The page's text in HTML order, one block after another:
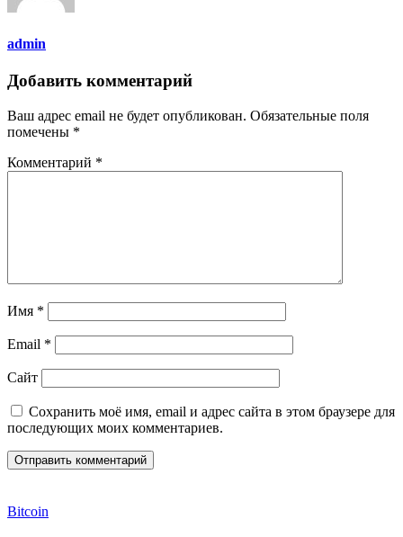
admin
Добавить комментарий
Ваш адрес email не будет опубликован. Обязательные поля
помечены *
Комментарий *
Имя *
Email *
Сайт
Сохранить моё имя, email и адрес сайта в этом браузере для
последующих моих комментариев.
Bitcoin